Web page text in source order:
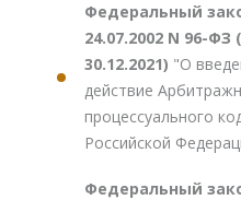
Федеральный
24.07.2002 N 96-ФЗ
30.12.2021) "О
действие
процессуального
Российской
Федеральный